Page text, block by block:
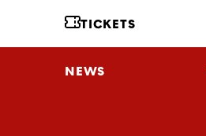
TICKETS
NEWS